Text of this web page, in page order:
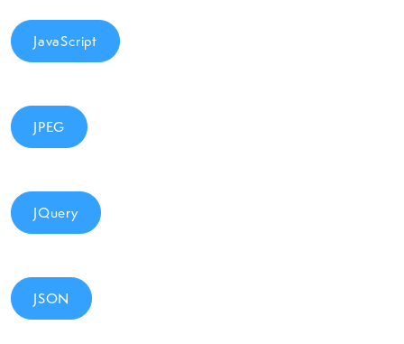
JavaScript
JPEG
JQuery
JSON